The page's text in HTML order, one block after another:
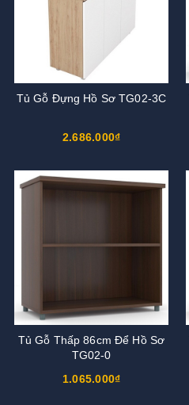
Tủ Gỗ Đựng Hồ Sơ TG02-3C
2.686.000₫
Tủ Gỗ Thấp 86cm Để Hồ Sơ
TG02-0
1.065.000₫